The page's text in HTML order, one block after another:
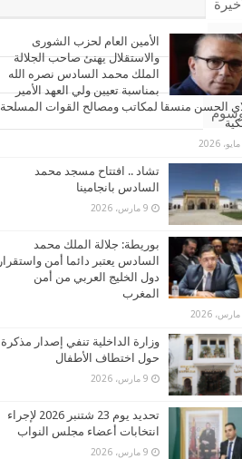
الأمين العام لحزب الشورى
والاستقلال يهنئ صاحب الجلالة
الملك محمد السادس نصره الله
بمناسبة تعيين ولي العهد الأمير
الحسن منسقا لمكاتب ومصالح القوات المسلحة
تشاد .. افتتاح مسجد محمد
السادس بانجامينا
9 مارس، 2026
بوريطة: جلالة الملك محمد
السادس يعتبر دائما أمن واستقرار
دول الخليج العربي من أمن
المغرب
وزارة الداخلية تنفي إصدار مذكرة
حول اختطاف الأطفال
9 مارس، 2026
تحديد يوم 23 شتنبر 2026 لإجراء
انتخابات أعضاء مجلس النواب
9 مارس، 2026